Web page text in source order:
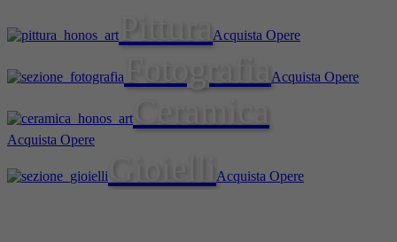
Acquista Opere
Acquista Opere
Acquista Opere
Acquista Opere